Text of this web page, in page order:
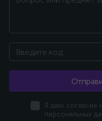
Я даю согласие
персональных